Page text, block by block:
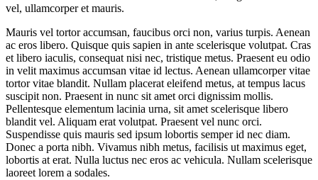
vel, ullamcorper et mauris.
Mauris vel tortor accumsan, faucibus orci non, varius turpis. Aenean
ac eros libero. Quisque quis sapien in ante scelerisque volutpat. Cras
et libero iaculis, consequat nisi nec, tristique metus. Praesent eu odio
in velit maximus accumsan vitae id lectus. Aenean ullamcorper vitae
tortor vitae blandit. Nullam placerat eleifend metus, at tempus lacus
suscipit non. Praesent in nunc sit amet orci dignissim mollis.
Pellentesque elementum lacinia urna, sit amet scelerisque libero
blandit vel. Aliquam erat volutpat. Praesent vel nunc orci.
Suspendisse quis mauris sed ipsum lobortis semper id nec diam.
Donec a porta nibh. Vivamus nibh metus, facilisis ut maximus eget,
lobortis at erat. Nulla luctus nec eros ac vehicula. Nullam scelerisque
laoreet lorem a sodales.